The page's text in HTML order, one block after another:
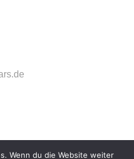
Wenn du die Website weiter